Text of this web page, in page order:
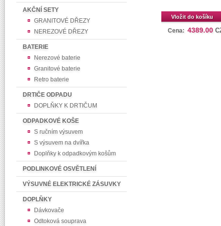
AKČNÍ SETY
GRANITOVÉ DŘEZY
NEREZOVÉ DŘEZY
BATERIE
Nerezové baterie
Granitové baterie
Retro baterie
DRTIČE ODPADU
DOPLŇKY K DRTIČUM
ODPADKOVÉ KOŠE
S ručním výsuvem
S výsuvem na dvířka
Doplňky k odpadkovým košům
PODLINKOVÉ OSVĚTLENÍ
VÝSUVNÉ ELEKTRICKÉ ZÁSUVKY
DOPLŇKY
Dávkovače
Odtoková souprava
Vložit do košíku
Cena: 4389.00